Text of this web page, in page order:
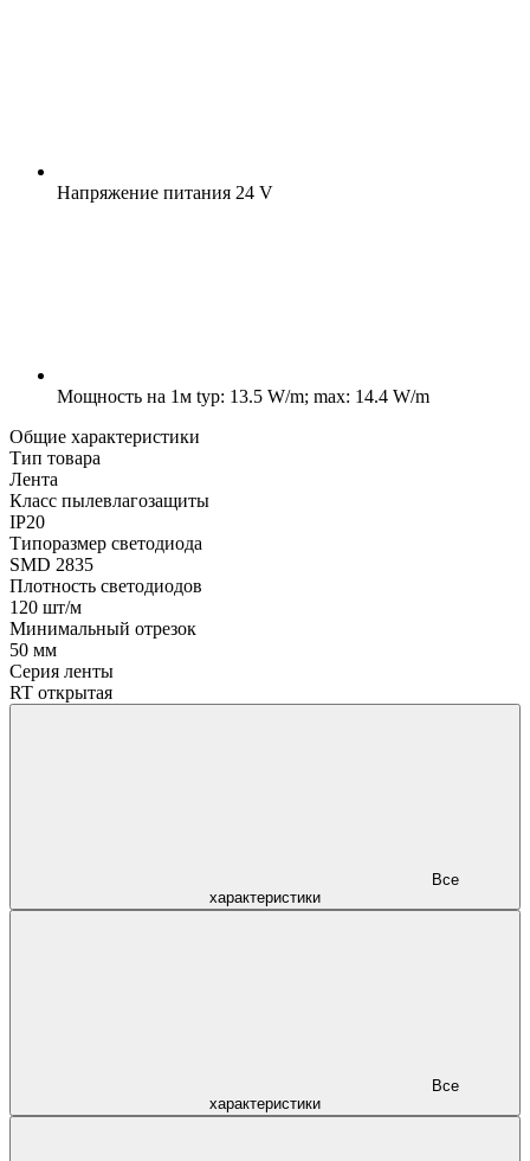
Напряжение питания 24 V
Мощность на 1м typ: 13.5 W/m; max: 14.4 W/m
Общие характеристики
Тип товара
Лента
Класс пылевлагозащиты
IP20
Типоразмер светодиода
SMD 2835
Плотность светодиодов
120 шт/м
Минимальный отрезок
50 мм
Серия ленты
RT открытая
характеристики
характеристики